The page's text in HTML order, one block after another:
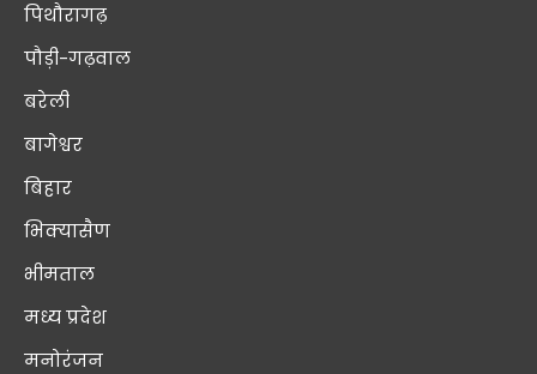
पिथौरागढ़
पौड़ी-गढ़वाल
बरेली
बागेश्वर
बिहार
भिक्यासैण
भीमताल
मध्य प्रदेश
मनोरंजन